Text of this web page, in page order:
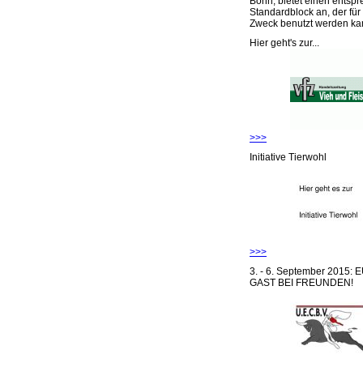
Standardblock an, der
Zweck benutzt werden
Hier geht's zur...
>>>
Initiative Tierwohl
>>>
3. - 6. September 2015:
GAST BEI FREUNDEN!